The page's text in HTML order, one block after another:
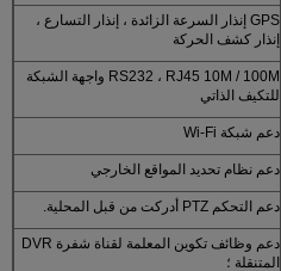
GPS إنذار السرعة الزائدة ، إنذار التسارع ،
إنذار كشف الحركة
RS232 ، RJ45 10M / 100M واجهة الشبكة
للتكيف الذاتي
دعم شبكة Wi-Fi
دعم نظام تحديد المواقع الخارجي
دعم التحكم PTZ أدركت من قبل المحلية.
دعم وظائف تكوين المعلمة لقناة شفرة DVR
المتنقلة ؛